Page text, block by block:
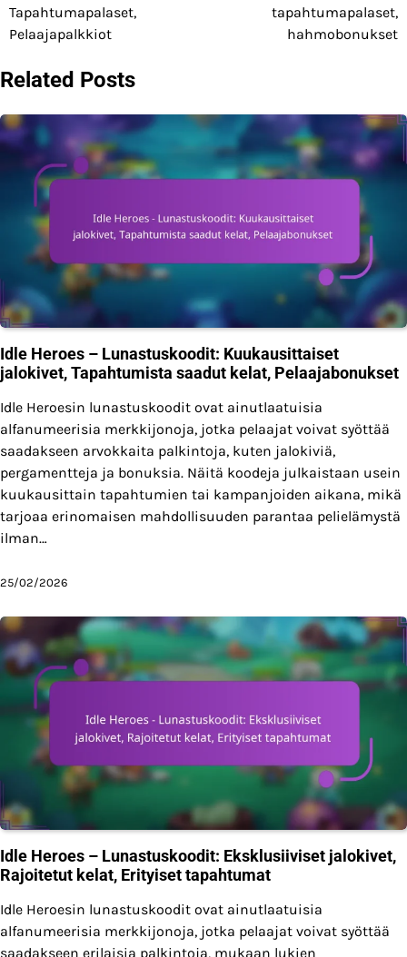
Tapahtumapalaset,
Pelaajapalkkiot
tapahtumapalaset,
hahmobonukset
Related Posts
Idle Heroes – Lunastuskoodit: Kuukausittaiset
jalokivet, Tapahtumista saadut kelat, Pelaajabonukset
Idle Heroesin lunastuskoodit ovat ainutlaatuisia
alfanumeerisia merkkijonoja, jotka pelaajat voivat syöttää
saadakseen arvokkaita palkintoja, kuten jalokiviä,
pergamentteja ja bonuksia. Näitä koodeja julkaistaan usein
kuukausittain tapahtumien tai kampanjoiden aikana, mikä
tarjoaa erinomaisen mahdollisuuden parantaa pelielämystä
ilman…
25/02/2026
Idle Heroes – Lunastuskoodit: Eksklusiiviset jalokivet,
Rajoitetut kelat, Erityiset tapahtumat
Idle Heroesin lunastuskoodit ovat ainutlaatuisia
alfanumeerisia merkkijonoja, jotka pelaajat voivat syöttää
saadakseen erilaisia palkintoja, mukaan lukien